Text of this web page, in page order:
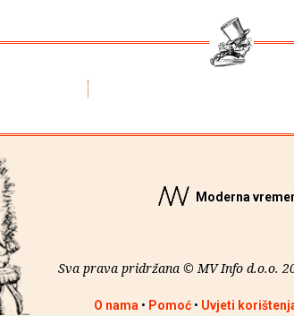
Moderna
Sva prava pridržana © MV Info d.o.o.
O nama • Pomoć• Uvjeti